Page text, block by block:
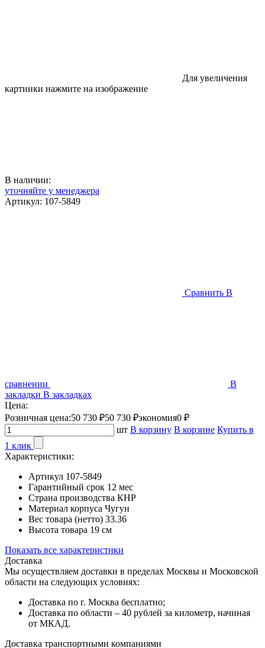
Для увеличения
картинки нажмите на изображение
В наличии:
уточняйте у менеджера
Артикул: 107-5849
Сравнить В
сравнении
В
закладки В закладках
Цена:
Розничная цена:50 730 ₽50 730 ₽экономия0 ₽
шт В корзину В корзине Купить в
1 клик
Характеристики:
Артикул 107-5849
Гарантийный срок 12 мес
Страна производства КНР
Материал корпуса Чугун
Вес товара (нетто) 33.36
Высота товара 19 см
Показать все характеристики
Доставка
Мы осуществляем доставки в пределах Москвы и Московской
области на следующих условиях:
Доставка по г. Москва бесплатно;
Доставка по области – 40 рублей за километр, начиная
от МКАД.
Доставка транспортными компаниями